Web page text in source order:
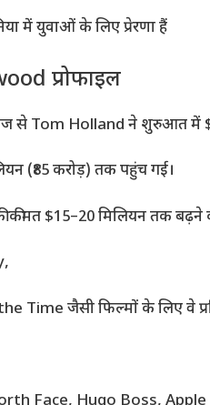
में युवाओं के लिए प्रेरणा हैं
प्रोफाइल
से Tom Holland ने शुरुआत में
(₹85 करोड़) तक पहुंच गई।
$15–20 मिलियन तक बढ़ने
जैसी फिल्मों के लिए वे